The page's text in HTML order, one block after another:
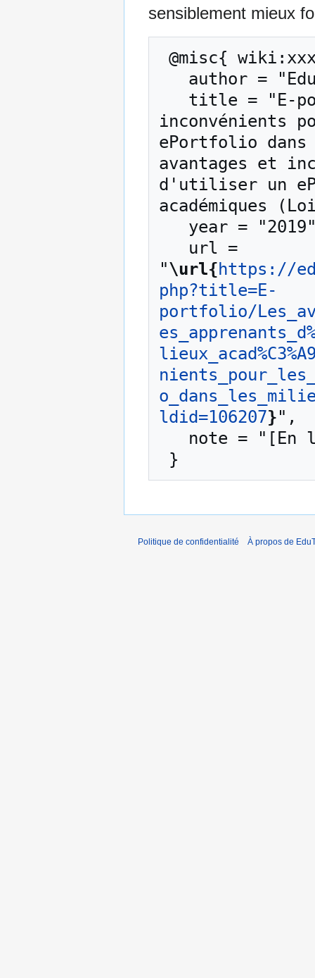
sensiblement mieux
inconvénients
ePortfolio dans
avantages et
d'utiliser un
académiques
"\url{https://
php?title=E-
portfolio/
ldid=106207}",
Politique de confidentialité À propos de